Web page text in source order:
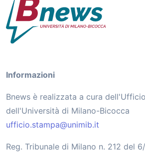
Informazioni
Bnews è realizzata a cura
dell'Università di Milano-Bicocca
ufficio.stampa@unimib.it
Reg. Tribunale di Milano n. 212 del